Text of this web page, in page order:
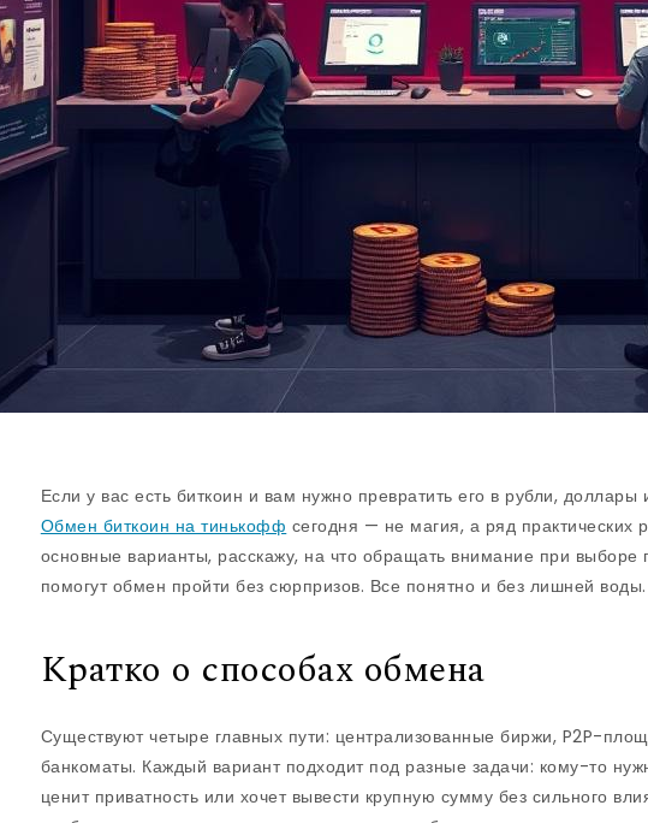
Если у вас есть биткоин и вам нужно превратить его в рубли,
Обмен биткоин на тинькофф сегодня — не магия, а ряд практических
основные варианты, расскажу, на что обращать внимание при
помогут обмен пройти без сюрпризов. Все понятно и без лишней воды.
Кратко о способах обмена
Существуют четыре главных пути: централизованные биржи, P2P-
банкоматы. Каждый вариант подходит под разные задачи: кому-то
ценит приватность или хочет вывести крупную сумму без сильного